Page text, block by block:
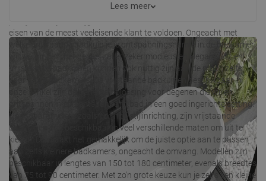
vrijstaande badkuipen als retro-stijlen op metalen, decoratieve
eisen van de meest veeleisende klant te voldoen. Ongeacht met
welke vrijstaande badkuip je je ontspanningsruimte in de badkamer
wilt verbinden, het geheel zal er zeker modieus en elegant uitzien!
Vrijstaande badkuipen kunnen ook nuttig zijn aan de muur, zelfs
voor grote badkamers. De vrijstaande badkuipen beschikbaar in
onze winkel zijn de perfecte oplossing voor degenen die willen
ontspannen in een ontspannend bad in een goed ingerichte setting.
Naast parameters zoals vorm of stijlinrichting, zijn vrijstaande
badkuipen ook beschikbaar in veel verschillende maten om uit te
kiezen. Dit maakt het gemakkelijk om de juiste optie aan te passen
aan zelfs kleinere badkamers, ongeacht de omvang. Modellen zijn
beschikbaar in lengtes van 150 tot 180 centimeter, evenals breedtes
van 75 tot 90 centimeter. Met zo'n grote keuze kun je zelfs een kleine
Lees meer